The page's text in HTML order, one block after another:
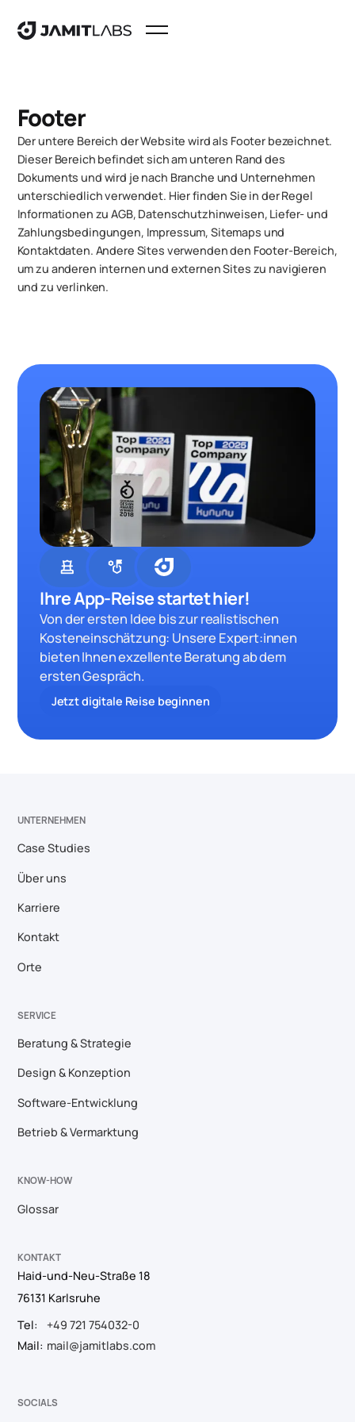
Footer
Der untere Bereich der Website wird als Footer bezeichnet.
Dieser Bereich befindet sich am unteren Rand des
Dokuments und wird je nach Branche und Unternehmen
unterschiedlich verwendet. Hier finden Sie in der Regel
Informationen zu AGB, Datenschutzhinweisen, Liefer- und
Zahlungsbedingungen, Impressum, Sitemaps und
Kontaktdaten. Andere Sites verwenden den Footer-Bereich,
um zu anderen internen und externen Sites zu navigieren
und zu verlinken.
chess strategy
Ihre App-Reise startet hier!
Von der ersten Idee bis zur realistischen
Kosteneinschätzung: Unsere Expert:innen
bieten Ihnen exzellente Beratung ab dem
ersten Gespräch.
Jetzt digitale Reise beginnen
UNTERNEHMEN
Case Studies
Über uns
Karriere
Kontakt
Orte
SERVICE
Beratung & Strategie
Design & Konzeption
Software-Entwicklung
Betrieb & Vermarktung
KNOW-HOW
Glossar
KONTAKT
Haid-und-Neu-Straße 18
76131 Karlsruhe
Tel:
+49 721 754032-0
Mail: mail@jamitlabs.com
SOCIALS